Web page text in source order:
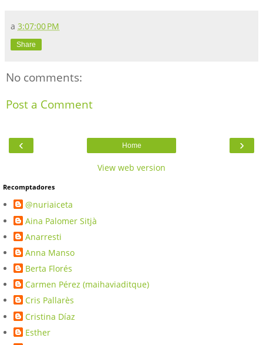
a 3:07:00 PM
Share
No comments:
Post a Comment
‹ ›
Home
View web version
Recomptadores
@nuriaiceta
Aina Palomer Sitjà
Anarresti
Anna Manso
Berta Florés
Carmen Pérez (maihaviaditque)
Cris Pallarès
Cristina Díaz
Esther